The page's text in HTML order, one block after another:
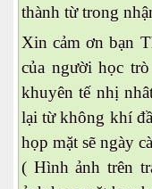
thành từ trong
Xin cảm ơn bạn
của người học
khuyên tế nhị
lại từ không khí
họp mặt sẽ ngày
( Hình ảnh trên